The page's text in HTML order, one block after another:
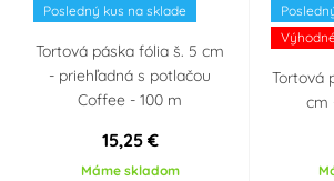
Posledný kus na sklade
Tortová páska fólia š. 5 cm
- priehľadná s potlačou
Coffee - 100 m
15,25 €
Máme skladom
Tortová
cm